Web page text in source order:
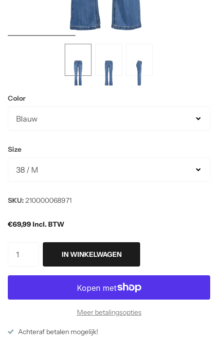
Color
Size
SKU:210000068971
€69,99 Incl. BTW
IN WINKELWAGEN
Meer betalingsopties
Achteraf betalen mogelijk!